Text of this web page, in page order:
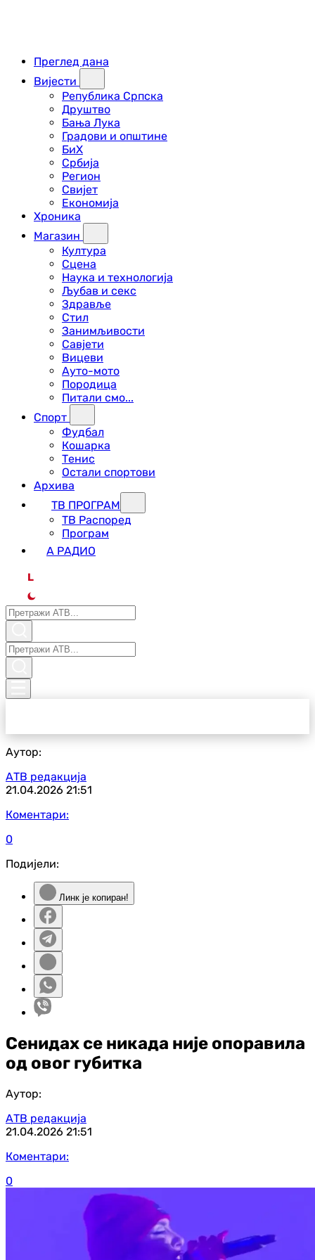
Преглед дана
Вијести
Република Српска
Друштво
Бања Лука
Градови и општине
БиХ
Србија
Регион
Свијет
Економија
Хроника
Магазин
Култура
Сцена
Наука и технологија
Љубав и секс
Здравље
Стил
Занимљивости
Савјети
Вицеви
Ауто-мото
Породица
Питали смо...
Спорт
Фудбал
Кошарка
Тенис
Остали спортови
Архива
ТВ ПРОГРАМ
ТВ Распоред
Програм
А РАДИО
L
Аутор:
АТВ редакција
21.04.2026 21:51
Коментари:
0
Подијели:
Линк је копиран!
Сенидах се никада није опоравила
од овог губитка
Аутор:
АТВ редакција
21.04.2026 21:51
Коментари:
0